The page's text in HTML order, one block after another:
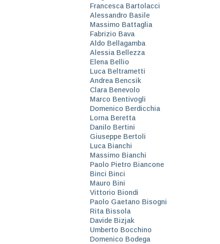
Francesca Bartolacci
Alessandro Basile
Massimo Battaglia
Fabrizio Bava
Aldo Bellagamba
Alessia Bellezza
Elena Bellio
Luca Beltrametti
Andrea Bencsik
Clara Benevolo
Marco Bentivogli
Domenico Berdicchia
Lorna Beretta
Danilo Bertini
Giuseppe Bertoli
Luca Bianchi
Massimo Bianchi
Paolo Pietro Biancone
Binci Binci
Mauro Bini
Vittorio Biondi
Paolo Gaetano Bisogni
Rita Bissola
Davide Bizjak
Umberto Bocchino
Domenico Bodega